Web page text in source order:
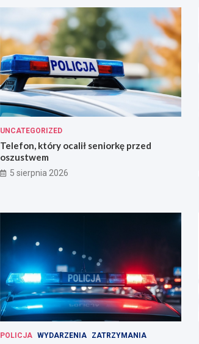
UNCATEGORIZED
Telefon, który ocalił seniorkę przed
oszustwem
5 sierpnia 2026
POLICJA WYDARZENIA ZATRZYMANIA